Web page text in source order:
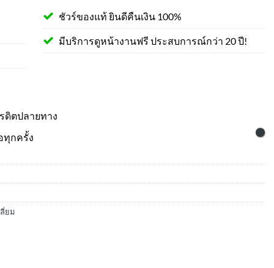
ชัวร์ของแท้ ยินดีคืนเงิน 100%
มีบริการดูหน้างานฟรี ประสบการณ์กว่า 20 ปี!
ดิตปลายทาง
ทุกครั้ง
ยม